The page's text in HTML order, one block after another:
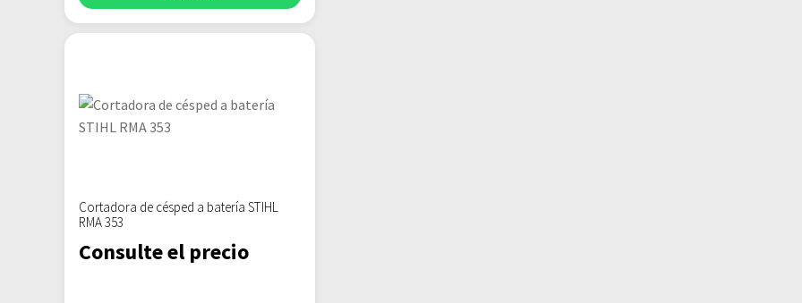
Cortadora de césped a batería STIHL
RMA 353
Consulte el precio